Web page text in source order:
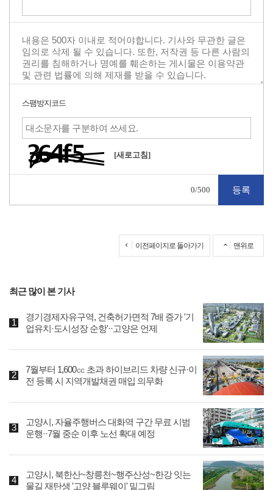
스팸방지코드
[새로고침]
0/500
이전페이지로 돌아가기 맨위로
최근 많이 본 기사
경기경제자유구역, 건축허가면적 7배 증가 '기
업유치·도시성장 순항'··고양은 언제
7월부터 1,600㏄ 초과 하이브리드 차량 신규·이
전 등록 시 지역개발채권 매입 의무화
고양시, 자율주행버스 대화역 구간 무료 시범
운행··7월 중순 이후 노선 확대 예정
고양시, 북한산~창릉천~행주산성~한강 잇는
물길 재탄생 '고양 블루웨이' 밑그림